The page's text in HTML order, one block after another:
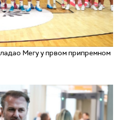
Мегу у првом припремном